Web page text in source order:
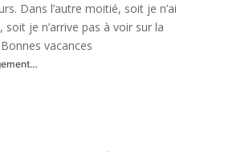
Dans l’autre moitié, soit je n’ai
soit je n’arrive pas à voir sur la
vacances